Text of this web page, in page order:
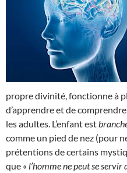
propre divinité, fonctionne à
d’apprendre et de
les adultes. L’enfant est
comme un pied de nez (pour
prétentions de certains
que « l’homme ne peut se